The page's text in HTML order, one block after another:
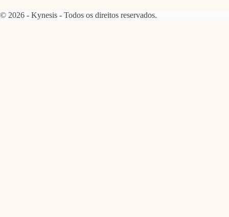
© 2026 - Kynesis - Todos os direitos reservados.